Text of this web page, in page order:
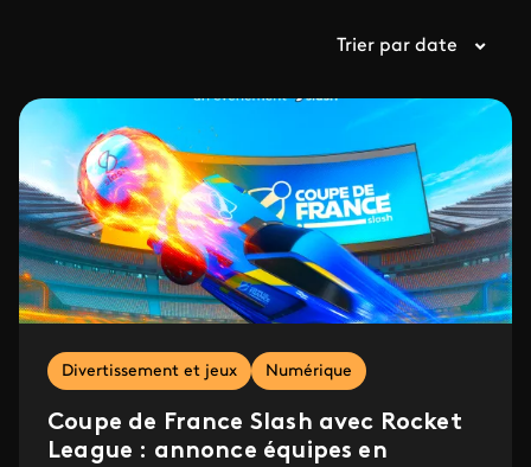
Trier par date
Divertissement et jeux Numérique
Coupe de France Slash avec Rocket
League : annonce équipes en